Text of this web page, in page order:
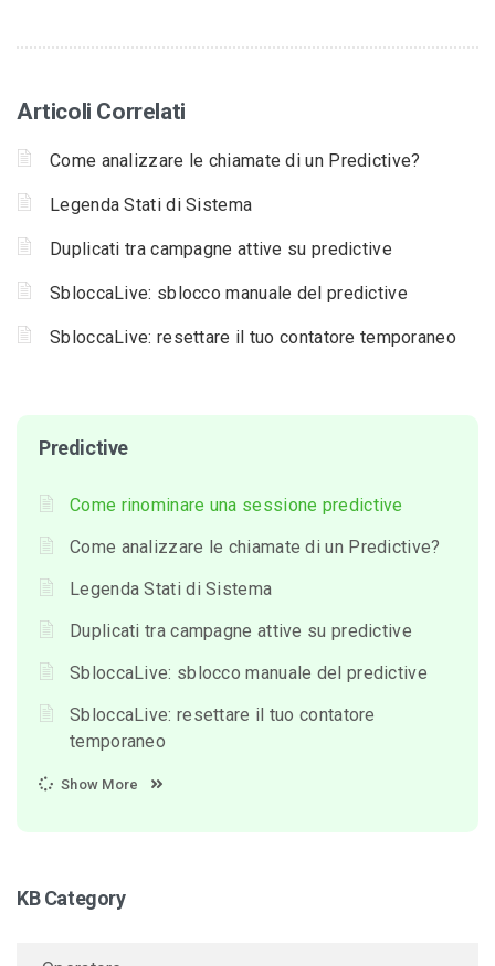
Articoli Correlati
Come analizzare le chiamate di un Predictive?
Legenda Stati di Sistema
Duplicati tra campagne attive su predictive
SbloccaLive: sblocco manuale del predictive
SbloccaLive: resettare il tuo contatore temporaneo
Predictive
Come rinominare una sessione predictive
Come analizzare le chiamate di un Predictive?
Legenda Stati di Sistema
Duplicati tra campagne attive su predictive
SbloccaLive: sblocco manuale del predictive
SbloccaLive: resettare il tuo contatore
temporaneo
Show More
KB Category